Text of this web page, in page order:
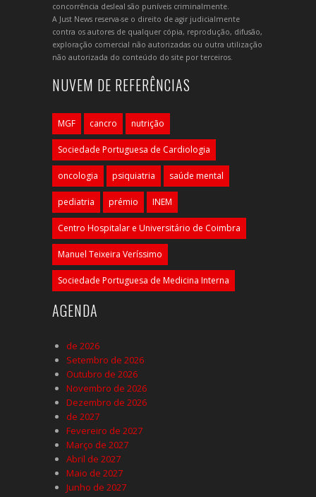
concorrência desleal são puníveis criminalmente.
A Just News reserva-se o direito de agir judicialmente
contra os autores de qualquer cópia, reprodução, difusão,
exploração comercial não autorizadas ou outra utilização
não autorizada do conteúdo do site por terceiros.
NUVEM DE REFERÊNCIAS
MGF cancro nutrição
Sociedade Portuguesa de Cardiologia
oncologia psiquiatria saúde mental
pediatria prémio INEM
Centro Hospitalar e Universitário de Coimbra
Manuel Teixeira Veríssimo
Sociedade Portuguesa de Medicina Interna
AGENDA
de 2026
Setembro de 2026
Outubro de 2026
Novembro de 2026
Dezembro de 2026
de 2027
Fevereiro de 2027
Março de 2027
Abril de 2027
Maio de 2027
Junho de 2027